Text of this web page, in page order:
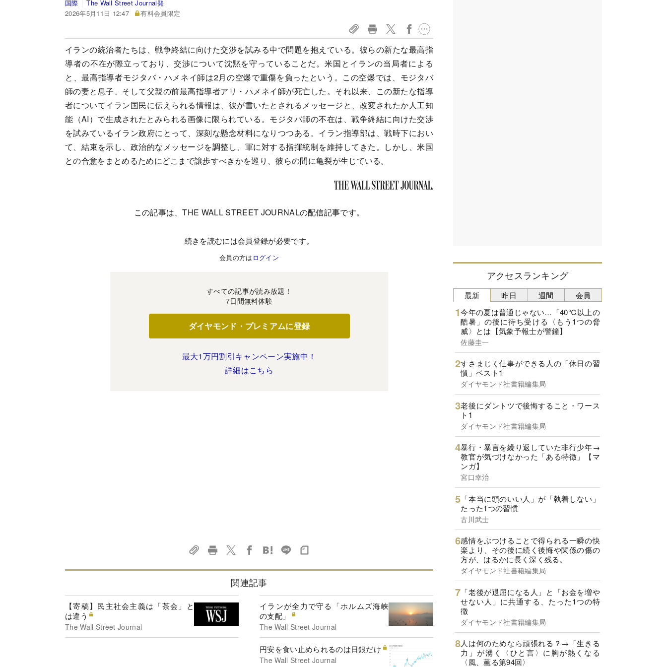
国際
The Wall Street Journal発
2026年5月11日 12:47
有料会員限定
イランの統治者たちは、戦争終結に向けた交渉を試みる中で問題を抱えている。彼らの新たな最高指
導者の不在が際立っており、交渉について沈黙を守っていることだ。米国とイランの当局者による
と、最高指導者モジタバ・ハメネイ師は2月の空爆で重傷を負ったという。この空爆では、モジタバ
師の妻と息子、そして父親の前最高指導者アリ・ハメネイ師が死亡した。それ以来、この新たな指導
者についてイラン国民に伝えられる情報は、彼が書いたとされるメッセージと、改変されたか人工知
能（AI）で生成されたとみられる画像に限られている。モジタバ師の不在は、戦争終結に向けた交渉
を試みているイラン政府にとって、深刻な懸念材料になりつつある。イラン指導部は、戦時下におい
て、結束を示し、政治的なメッセージを調整し、軍に対する指揮統制を維持してきた。しかし、米国
との合意をまとめるためにどこまで譲歩すべきかを巡り、彼らの間に亀裂が生じている。
この記事は、THE WALL STREET JOURNALの配信記事です。
続きを読むには会員登録が必要です。
会員の方は ログイン
すべての記事が読み放題！
7日間無料体験
ダイヤモンド・プレミアムに登録
最大1万円割引キャンペーン実施中！
詳細はこちら
関連記事
【寄稿】民主社会主義は「茶会」と
は違う
The Wall Street Journal
イランが全力で守る「ホルムズ海峡
の支配」
The Wall Street Journal
円安を食い止められるのは日銀だけ
The Wall Street Journal
アクセスランキング
最新
今年の夏は普通じゃない…「40℃以上の
酷暑」の後に待ち受ける〈もう1つの脅
威〉とは【気象予報士が警鐘】
佐藤圭一
すさまじく仕事ができる人の「休日の習
慣」ベスト1
ダイヤモンド社書籍編集局
老後にダントツで後悔すること・ワース
ト1
ダイヤモンド社書籍編集局
暴行・暴言を繰り返していた非行少年→
教官が気づけなかった「ある特徴」【マ
ンガ】
宮口幸治
「本当に頭のいい人」が「執着しない」
たった1つの習慣
古川武士
感情をぶつけることで得られる一瞬の快
楽より、その後に続く後悔や関係の傷の
方が、はるかに長く深く残る。
ダイヤモンド社書籍編集局
「老後が退屈になる人」と「お金を増や
せない人」に共通する、たった1つの特
徴
ダイヤモンド社書籍編集局
人は何のためなら頑張れる？→「生きる
力」が湧く〈ひと言〉に胸が熱くなる
〈風、薫る第94回〉
昨日 週間 会員